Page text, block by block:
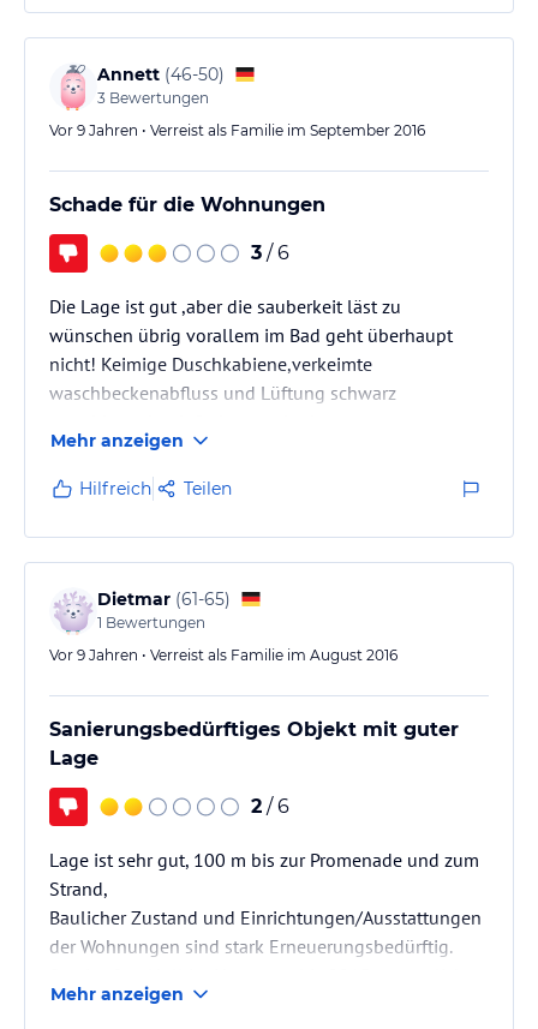
Annett (46-50)
3 Bewertungen
Vor 9 Jahren • Verreist als Familie im September 2016
Schade für die Wohnungen
3 / 6
Die Lage ist gut ,aber die sauberkeit läst zu
wünschen übrig vorallem im Bad geht überhaupt
nicht! Keimige Duschkabiene,verkeimte
waschbeckenabfluss und Lüftung schwarz
Mehr anzeigen
Hilfreich Teilen
Dietmar (61-65)
1 Bewertungen
Vor 9 Jahren • Verreist als Familie im August 2016
Sanierungsbedürftiges Objekt mit guter
Lage
2 / 6
Lage ist sehr gut, 100 m bis zur Promenade und zum
Strand,
Baulicher Zustand und Einrichtungen/Ausstattungen
der Wohnungen sind stark Erneuerungsbedürftig.
besser.
Mehr anzeigen